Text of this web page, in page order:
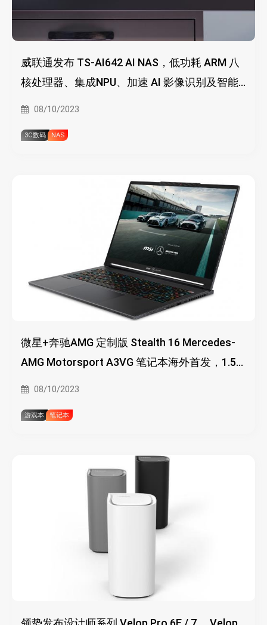
威联通发布 TS-AI642 AI NAS，低功耗 ARM 八
核处理器、集成NPU、加速 AI 影像识别及智能
08/10/2023
3C数码 NAS
微星+奔驰AMG 定制版 Stealth 16 Mercedes-
AMG Motorsport A3VG 笔记本海外首发，1.5
万元起
08/10/2023
游戏本 笔记本